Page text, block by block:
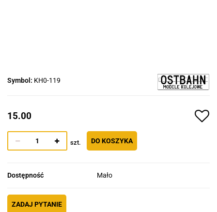
Symbol: KH0-119
15.00
szt. DO KOSZYKA
Dostępność Mało
ZADAJ PYTANIE